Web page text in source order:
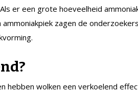
er een grote hoeveelheid
ammoniakpiek zagen de
hebben wolken een verkoelend